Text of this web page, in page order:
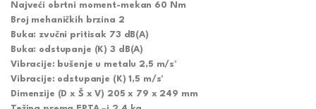
Najveći obrtni moment-mekan 60 Nm
Broj mehaničkih brzina 2
Buka: zvučni pritisak 73 dB(A)
Buka: odstupanje (K) 3 dB(A)
Vibracije: bušenje u metalu 2,5 m/s²
Vibracije: odstupanje (K) 1,5 m/s²
Dimenzije (D x Š x V) 205 x 79 x 249 mm